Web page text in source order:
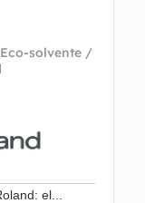
solvente /
el...